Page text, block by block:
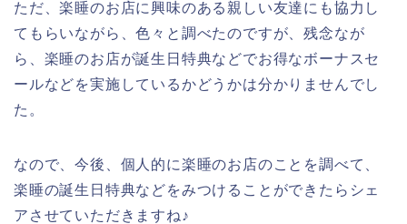
ただ、楽睡のお店に興味のある親しい友達にも協力し
てもらいながら、色々と調べたのですが、残念なが
ら、楽睡のお店が誕生日特典などでお得なボーナスセ
ールなどを実施しているかどうかは分かりませんでし
た。
なので、今後、個人的に楽睡のお店のことを調べて、
楽睡の誕生日特典などをみつけることができたらシェ
アさせていただきますね♪